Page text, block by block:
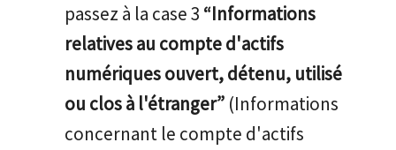
passez à la case 3 “Informations
relatives au compte d'actifs
numériques ouvert, détenu, utilisé
ou clos à l'étranger” (Informations
concernant le compte d'actifs